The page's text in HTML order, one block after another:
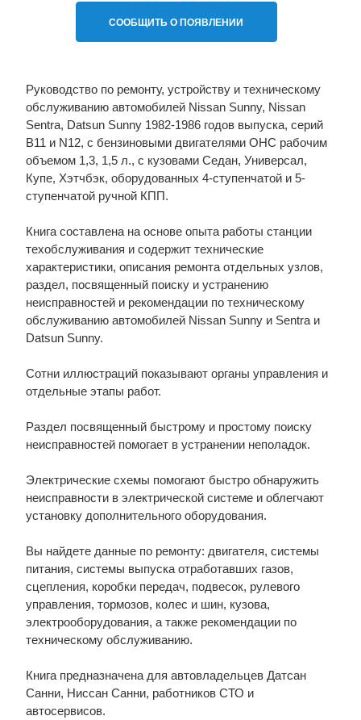
СООБЩИТЬ О ПОЯВЛЕНИИ
Руководство по ремонту, устройству и техническому
обслуживанию автомобилей Nissan Sunny, Nissan
Sentra, Datsun Sunny 1982-1986 годов выпуска, серий
В11 и N12, с бензиновыми двигателями OHC рабочим
объемом 1,3, 1,5 л., с кузовами Седан, Универсал,
Купе, Хэтчбэк, оборудованных 4-ступенчатой и 5-
ступенчатой ручной КПП.
Книга составлена на основе опыта работы станции
техобслуживания и содержит технические
характеристики, описания ремонта отдельных узлов,
раздел, посвященный поиску и устранению
неисправностей и рекомендации по техническому
обслуживанию автомобилей Nissan Sunny и Sentra и
Datsun Sunny.
Сотни иллюстраций показывают органы управления и
отдельные этапы работ.
Раздел посвященный быстрому и простому поиску
неисправностей помогает в устранении неполадок.
Электрические схемы помогают быстро обнаружить
неисправности в электрической системе и облегчают
установку дополнительного оборудования.
Вы найдете данные по ремонту: двигателя, системы
питания, системы выпуска отработавших газов,
сцепления, коробки передач, подвесок, рулевого
управления, тормозов, колес и шин, кузова,
электрооборудования, а также рекомендации по
техническому обслуживанию.
Книга предназначена для автовладельцев Датсан
Санни, Ниссан Санни, работников СТО и
автосервисов.